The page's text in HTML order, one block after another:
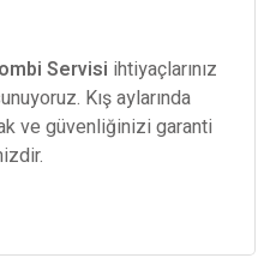
Servisi ihtiyaçlarınız
Kış aylarında
ve güvenliğinizi garanti